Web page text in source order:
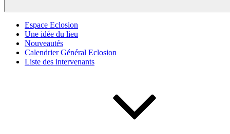
Espace Eclosion
Une idée du lieu
Nouveautés
Calendrier Général Eclosion
Liste des intervenants